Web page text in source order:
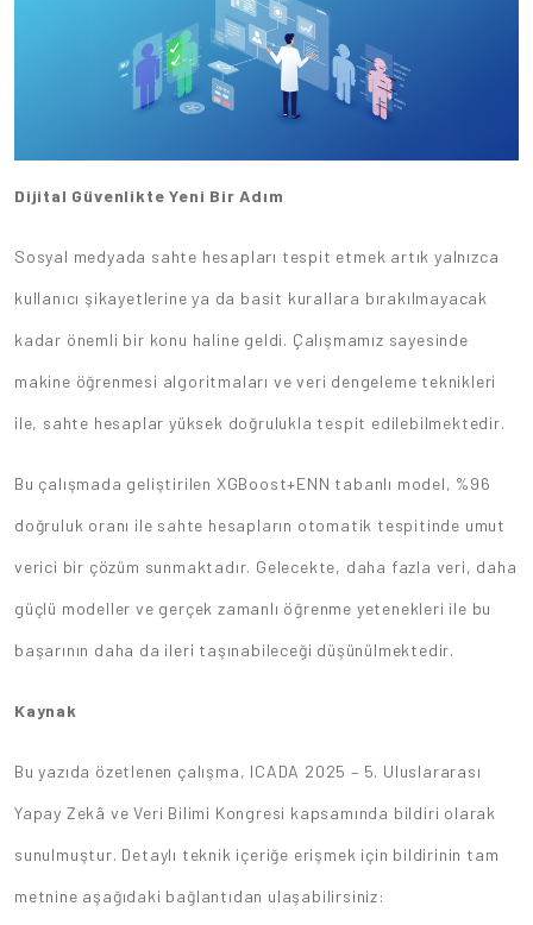
Dijital Güvenlikte Yeni Bir Adım
Sosyal medyada sahte hesapları tespit etmek artık yalnızca
kullanıcı şikayetlerine ya da basit kurallara bırakılmayacak
kadar önemli bir konu haline geldi. Çalışmamız sayesinde
makine öğrenmesi algoritmaları ve veri dengeleme teknikleri
ile, sahte hesaplar yüksek doğrulukla tespit edilebilmektedir.
Bu çalışmada geliştirilen XGBoost+ENN tabanlı model, %96
doğruluk oranı ile sahte hesapların otomatik tespitinde umut
verici bir çözüm sunmaktadır. Gelecekte, daha fazla veri, daha
güçlü modeller ve gerçek zamanlı öğrenme yetenekleri ile bu
başarının daha da ileri taşınabileceği düşünülmektedir.
Kaynak
Bu yazıda özetlenen çalışma, ICADA 2025 – 5. Uluslararası
Yapay Zekâ ve Veri Bilimi Kongresi kapsamında bildiri olarak
sunulmuştur. Detaylı teknik içeriğe erişmek için bildirinin tam
metnine aşağıdaki bağlantıdan ulaşabilirsiniz: